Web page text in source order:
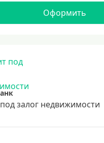
Оформить
залог недвижимости